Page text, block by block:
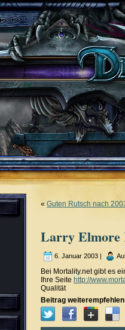
« Guten Rutsch nach
Larry Elmore
6. Januar 2003 |
Bei Mortality.net gibt es
Ihre Seite http://
Qualität
Beitrag